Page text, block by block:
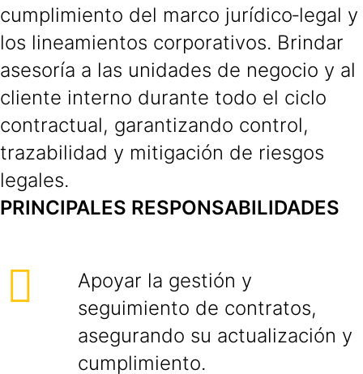
cumplimiento del marco jurídico‑legal y
los lineamientos corporativos. Brindar
asesoría a las unidades de negocio y al
cliente interno durante todo el ciclo
contractual, garantizando control,
trazabilidad y mitigación de riesgos
legales.
PRINCIPALES RESPONSABILIDADES
Apoyar la gestión y
seguimiento de contratos,
asegurando su actualización y
cumplimiento.